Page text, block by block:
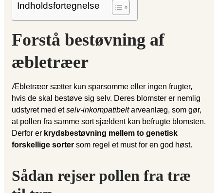
Indholdsfortegnelse
Forstå bestøvning af
æbletræer
Æbletræer sætter kun sparsomme eller ingen frugter,
hvis de skal bestøve sig selv. Deres blomster er nemlig
udstyret med etselv-inkompatibeltarveanlæg, som gør,
at pollen fra samme sort sjældent kan befrugte blomsten.
Derfor er krydsbestøvning mellem to genetisk
forskellige sorter som regel et must for en god høst.
Sådan rejser pollen fra træ